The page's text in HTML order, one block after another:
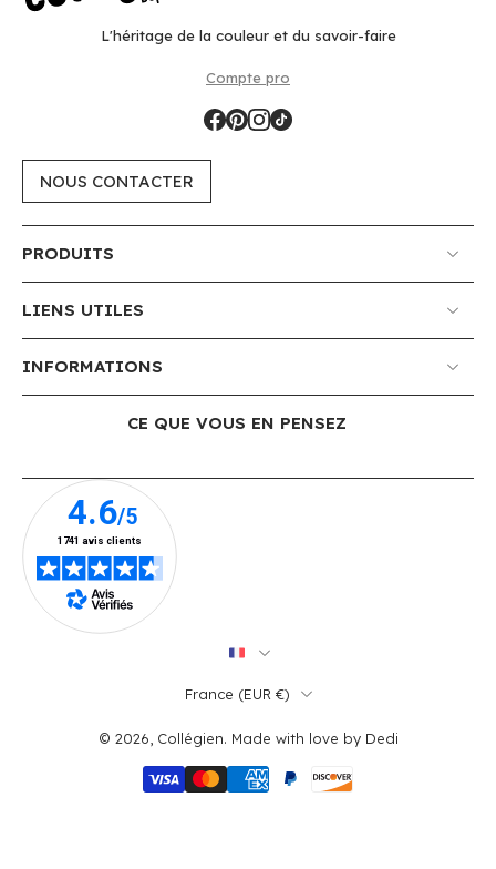
L'héritage de la couleur et du savoir-faire
Compte pro
NOUS CONTACTER
PRODUITS
LIENS UTILES
INFORMATIONS
CE QUE VOUS EN PENSEZ
France ‎(EUR €)‎
© 2026, Collégien. Made with love by Dedi